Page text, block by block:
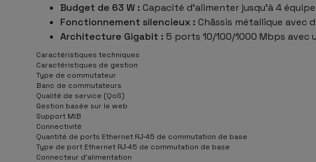
Budget de 63 W : Capacité d’alimenter jusqu’à 4
Fonctionnement silencieux : Châssis métallique avec
Architecture Gigabit : 5 ports 10/100/1000 Mbps avec
Caractéristiques techniques
Caractéristiques de gestion
Type de commutateur
Banc de commutateurs
Qualité de service (QoS)
Gestion basée sur le web
Support MIB
Connectivité
Quantité de ports Ethernet RJ-45 de commutation de base
Type de port Ethernet RJ-45 de commutation de base
Connecteur d'alimentation